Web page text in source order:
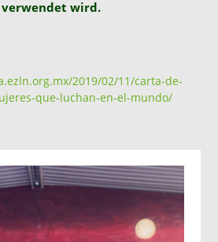
wird.
2019/02/11/carta-de-
que-luchan-en-el-mundo/